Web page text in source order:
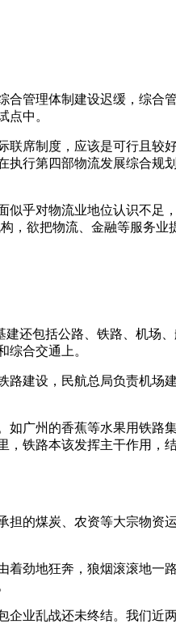
管理体制建设迟缓，综合
点中。
席制度，应该是可行且较
行第四部物流发展综合规
乎对物流业地位认识不足
欲把物流、金融等服务
还包括公路、铁路、机场
合交通上。
建设，民航总局负责机场
广州的香蕉等水果用铁路
铁路本该发挥主干作用，
的煤炭、农资等大宗物资
劲地狂奔，狼烟滚滚地一
业乱战还未终结。我们近